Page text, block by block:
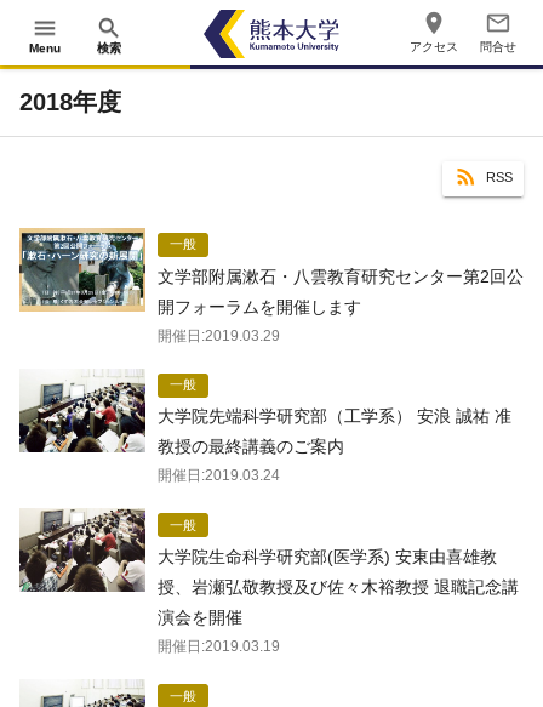
menu
Menu
search
検索
place
アクセス
mail_outline
問合せ
2018年度
RSS
一般
文学部附属漱石・八雲教育研究センター第2回公
開フォーラムを開催します
開催日:2019.03.29
一般
大学院先端科学研究部（工学系） 安浪 誠祐 准
教授の最終講義のご案内
開催日:2019.03.24
一般
大学院生命科学研究部(医学系) 安東由喜雄教
授、岩瀬弘敬教授及び佐々木裕教授 退職記念講
演会を開催
開催日:2019.03.19
一般